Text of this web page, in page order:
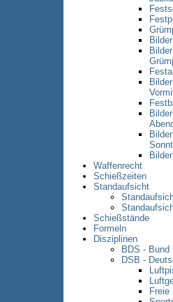
Waffenrecht
Schießzeiten
Standaufsicht
Schießstände
Formeln
Disziplinen
BDS -
DSB -
Freie